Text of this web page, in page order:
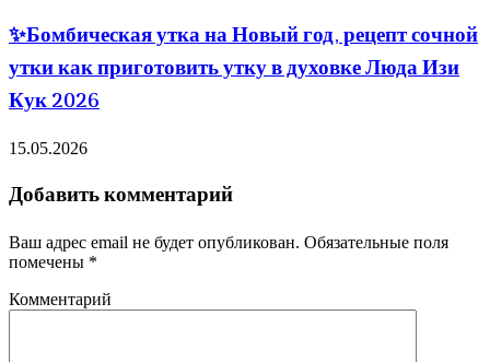
✨Бомбическая утка на Новый год, рецепт сочной
утки как приготовить утку в духовке Люда Изи
Кук 2026
15.05.2026
Добавить комментарий
Ваш адрес email не будет опубликован. Обязательные поля
помечены *
Комментарий